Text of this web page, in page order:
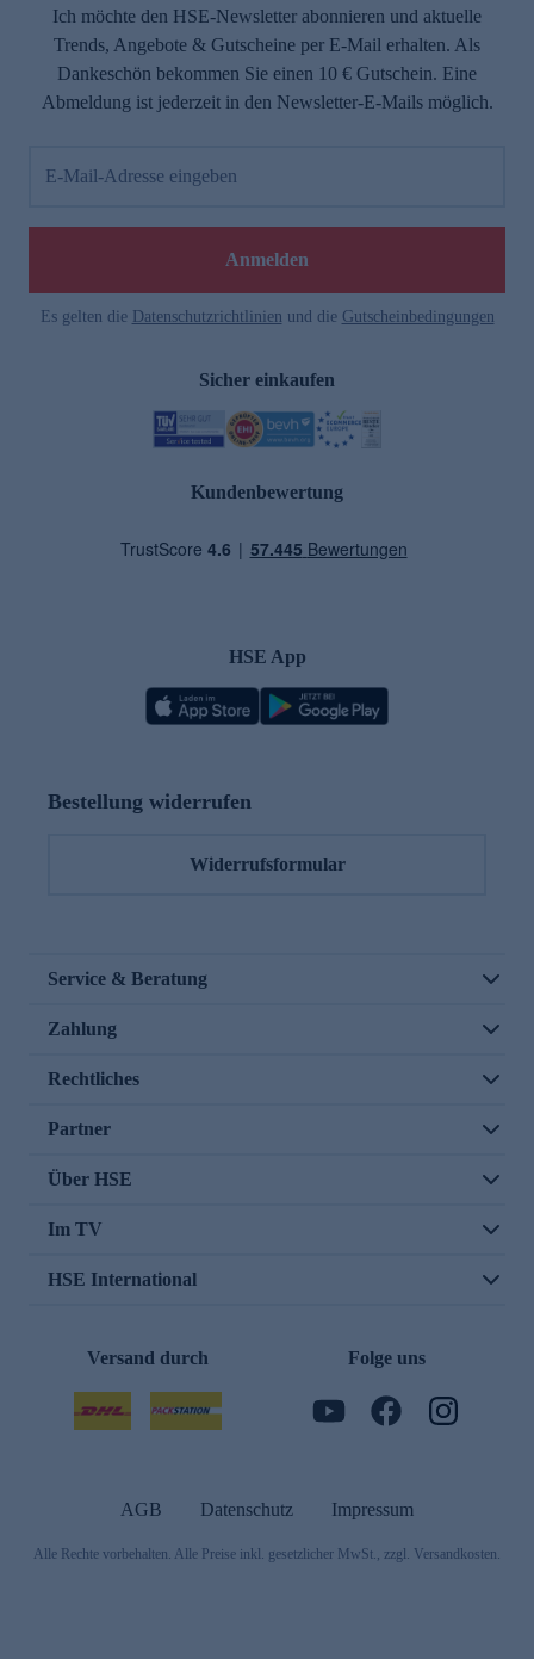
Ich möchte den HSE-Newsletter abonnieren und aktuelle
Trends, Angebote & Gutscheine per E-Mail erhalten. Als
Dankeschön bekommen Sie einen 10 € Gutschein. Eine
Abmeldung ist jederzeit in den Newsletter-E-Mails möglich.
E-Mail-Adresse eingeben
Anmelden
Es gelten die Datenschutzrichtlinien und die Gutscheinbedingungen
Sicher einkaufen
Kundenbewertung
HSE App
Bestellung widerrufen
Widerrufsformular
Service & Beratung
Zahlung
Rechtliches
Partner
Über HSE
Im TV
HSE International
Versand durch Folge uns
AGB Datenschutz Impressum
Alle Rechte vorbehalten. Alle Preise inkl. gesetzlicher MwSt., zzgl. Versandkosten.